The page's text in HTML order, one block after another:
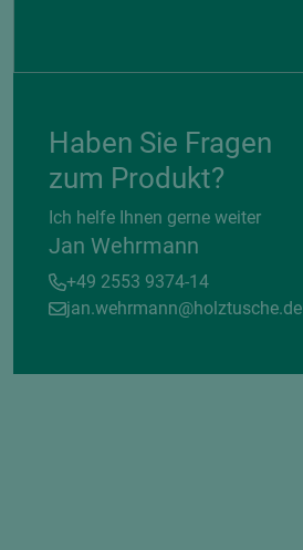
Haben Sie Fragen
zum Produkt?
Ich helfe Ihnen gerne weiter
Jan Wehrmann
+49 2553 9374-14
jan.wehrmann@holztusche.de